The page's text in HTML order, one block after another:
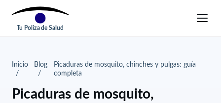
Tu Poliza de Salud
Inicio Blog
Picaduras de mosquito, chinches y pulgas: guía
completa
Picaduras de mosquito,